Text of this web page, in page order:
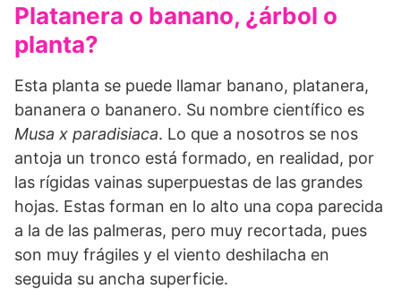
Platanera o banano, ¿árbol o
planta?
Esta planta se puede llamar banano, platanera,
bananera o bananero. Su nombre científico es
Musa x paradisiaca. Lo que a nosotros se nos
antoja un tronco está formado, en realidad, por
las rígidas vainas superpuestas de las grandes
hojas. Estas forman en lo alto una copa parecida
a la de las palmeras, pero muy recor­tada, pues
son muy frágiles y el viento deshilacha en
seguida su ancha superficie.